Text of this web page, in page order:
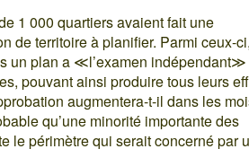
1 000 quartiers avaient fait une
de territoire à planifier. Parmi ceux-
un plan a ≪l’examen indépendant≫
pouvant ainsi produire tous leurs
augmentera-t-il dans les
qu’une minorité importante des
le périmètre qui serait concerné par